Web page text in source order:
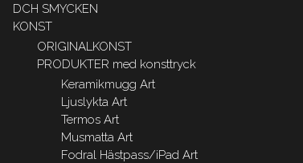
DCH SMYCKEN
KONST
ORIGINALKONST
PRODUKTER med konsttryck
Keramikmugg Art
Ljuslykta Art
Termos Art
Musmatta Art
Fodral Hästpass/iPad Art